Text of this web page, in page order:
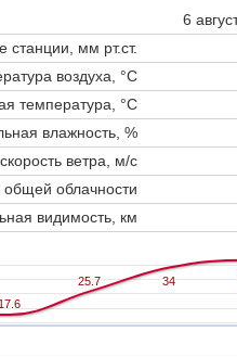
6
станции, мм рт.ст.
воздуха, °C
температура, °C
влажность, %
ветра, м/с
общей облачности
видимость, км
17.6
17.6
25.7
25.7 34
34